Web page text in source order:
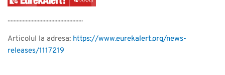
..................................................
Articolul la adresa: https://www.eurekalert.org/news-
releases/1117219